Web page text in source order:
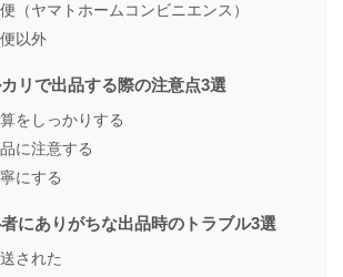
（ヤマトホームコンビニエンス）
以外
リで出品する際の注意点3選
をしっかりする
に注意する
にする
にありがちな出品時のトラブル3選
された